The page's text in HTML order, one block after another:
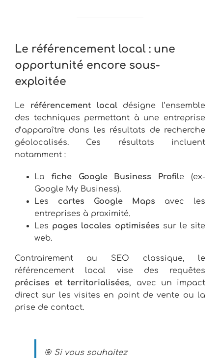
Le référencement local : une
opportunité encore sous-
exploitée
Le référencement localdésigne l’ensemble
des techniques permettant à une entreprise
d’apparaître dans les résultats de recherche
géolocalisés. Ces résultats incluent
notamment :
La fiche Google Business Profile (ex-
Google My Business).
Les cartes Google Maps avec les
entreprises à proximité.
Les pages locales optimisées sur le site
web.
Contrairement au SEO classique, le
référencement local vise des requêtes
précises et territorialisées, avec un impact
direct sur les visites en point de vente ou la
prise de contact.
🎯 Si vous souhaitez